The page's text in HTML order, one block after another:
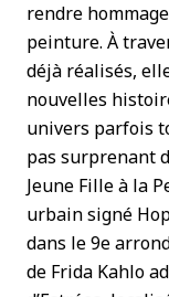
rendre
peinture. À
déjà réalisés,
nouvelles
univers parfois
pas surprenant
Jeune Fille à la
urbain signé
dans le 9e
de Frida Kahlo